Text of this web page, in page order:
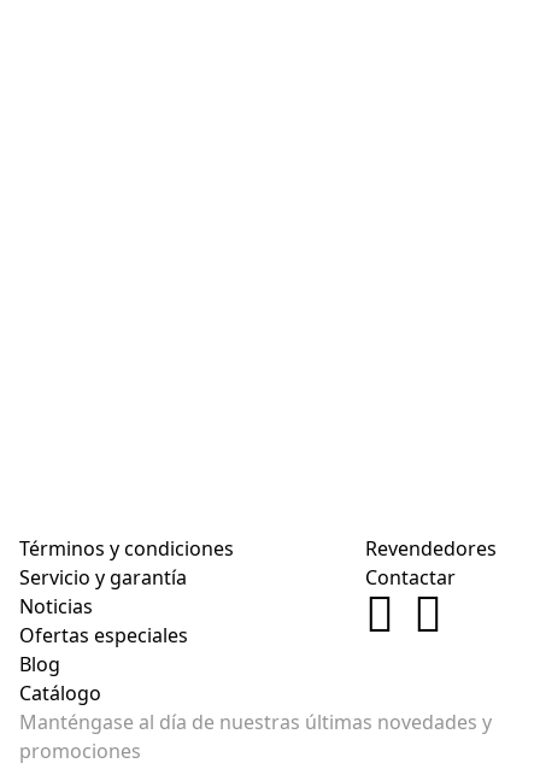
Términos y condiciones
Servicio y garantía
Noticias
Ofertas especiales
Blog
Catálogo
Revendedores
Contactar
Manténgase al día de nuestras últimas novedades y
promociones